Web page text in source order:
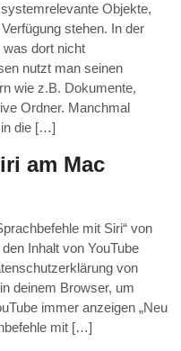
Objekte,
stehen. In der
dort nicht
nutzt man seinen
wie z.B. Dokumente,
Ordner. Manchmal
die […]
am Mac
mit Siri“ von
Inhalt von YouTube
von
deinem Browser, um
immer anzeigen „Neu
mit […]